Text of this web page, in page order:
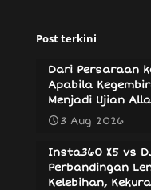
Post terkini
Dari Persaraan
Apabila
Menjadi Ujian
3 Aug 2026
Insta360 X5 vs
Perbandingan
Kelebihan,